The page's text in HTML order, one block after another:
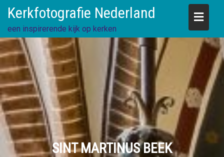
content
Kerkfotografie Nederland
een inspirerende kijk op kerken
SINT MARTINUS BEEK